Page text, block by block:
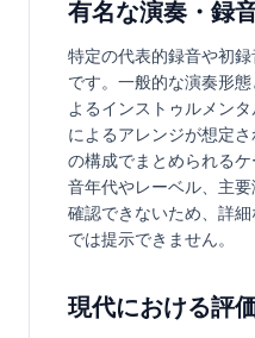
有名な演奏・録
特定の代表的録音や初
です。一般的な演奏形
よるインストゥルメン
によるアレンジが想定
の構成でまとめられる
音年代やレーベル、主
確認できないため、詳
では提示できません。
現代における評